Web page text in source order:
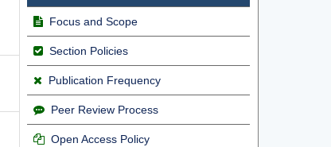
Focus and Scope
Section Policies
Publication Frequency
Peer Review Process
Open Access Policy